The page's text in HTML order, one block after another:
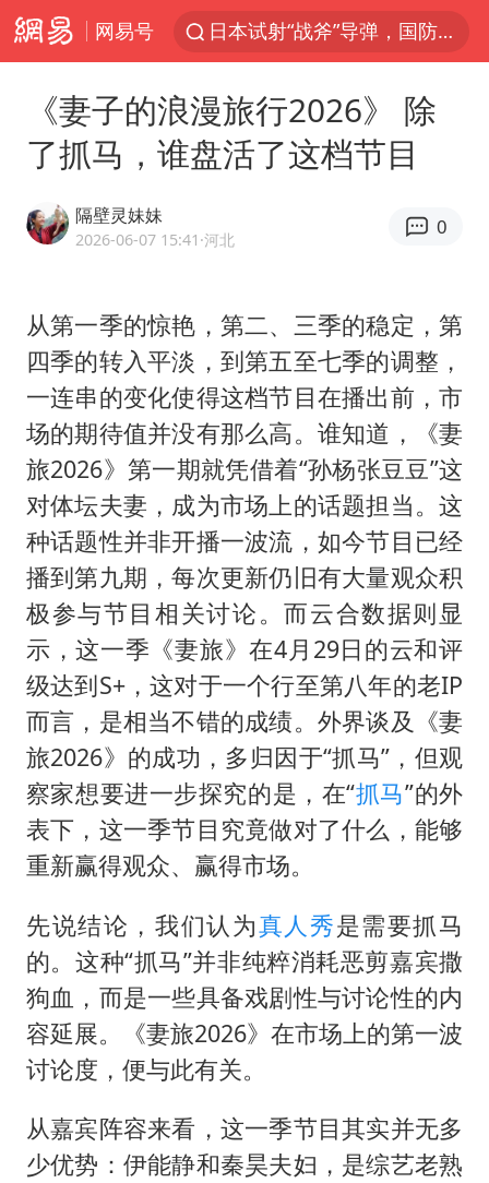
网易号
东航：国内客票提前14天免费退改
四川宜宾高县4.9级地震致1死
向鹏0-3不敌张本智和
刘国正说向鹏打得很窝囊
我国外贸延续良好增长态势
宇树科技中一签需缴款7.54万元
国防部：中国军队坚决反制任何闹海挑衅图谋
陈幸同晋级WTT横滨冠军赛8强
百花奖开幕式
两名乘客在飞机上因调节座椅起冲突
女儿为争财产堵门阻挠父亲出殡
夯实基础开新局
《妻子的浪漫旅行2026》 除
了抓马，谁盘活了这档节目
隔壁灵妹妹
2026-06-07 15:41 ·河北
0
从第一季的惊艳，第二、三季的稳定，第
四季的转入平淡，到第五至七季的调整，
一连串的变化使得这档节目在播出前，市
场的期待值并没有那么高。谁知道，《妻
旅2026》第一期就凭借着“孙杨张豆豆”这
对体坛夫妻，成为市场上的话题担当。这
种话题性并非开播一波流，如今节目已经
播到第九期，每次更新仍旧有大量观众积
极参与节目相关讨论。而云合数据则显
示，这一季《妻旅》在4月29日的云和评
级达到S+，这对于一个行至第八年的老IP
而言，是相当不错的成绩。外界谈及《妻
旅2026》的成功，多归因于“抓马”，但观
察家想要进一步探究的是，在“抓马”的外
表下，这一季节目究竟做对了什么，能够
重新赢得观众、赢得市场。
先说结论，我们认为真人秀是需要抓马
的。这种“抓马”并非纯粹消耗恶剪嘉宾撒
狗血，而是一些具备戏剧性与讨论性的内
容延展。《妻旅2026》在市场上的第一波
讨论度，便与此有关。
从嘉宾阵容来看，这一季节目其实并无多
少优势：伊能静和秦昊夫妇，是综艺老熟